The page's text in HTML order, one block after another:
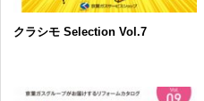
クラシモ Selection Vol.7